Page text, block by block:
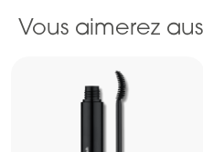
Vous aimerez